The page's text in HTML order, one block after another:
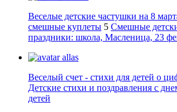
Веселые детские частушки на 8
смешные куплеты 5 Смешные
праздники: школа, Масленица, 23
allas
Веселый счет - стихи для детей о
Детские стихи и поздравления с
детей